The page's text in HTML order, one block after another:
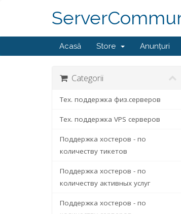
Acasă Store Anunțuri
Categorii
Тех. поддержка физ.серверов
Тех. поддержка VPS серверов
Поддержка хостеров - по
количеству тикетов
Поддержка хостеров - по
количеству активных услуг
Поддержка хостеров - по